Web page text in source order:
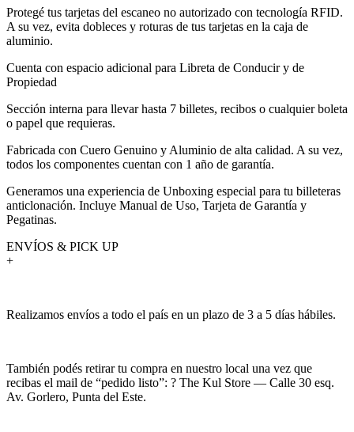
Protegé tus tarjetas del escaneo no autorizado con tecnología RFID.
A su vez, evita dobleces y roturas de tus tarjetas en la caja de
aluminio.
Cuenta con espacio adicional para Libreta de Conducir y de
Propiedad
Sección interna para llevar hasta 7 billetes, recibos o cualquier boleta
o papel que requieras.
Fabricada con Cuero Genuino y Aluminio de alta calidad. A su vez,
todos los componentes cuentan con 1 año de garantía.
Generamos una experiencia de Unboxing especial para tu billeteras
anticlonación. Incluye Manual de Uso, Tarjeta de Garantía y
Pegatinas.
ENVÍOS & PICK UP
+
Realizamos envíos a todo el país en un plazo de 3 a 5 días hábiles.
También podés retirar tu compra en nuestro local una vez que
recibas el mail de “pedido listo”: ? The Kul Store — Calle 30 esq.
Av. Gorlero, Punta del Este.